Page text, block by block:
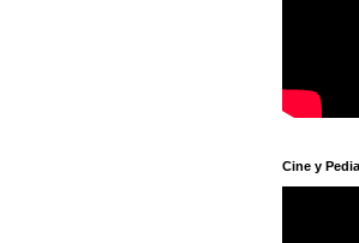
Cine y